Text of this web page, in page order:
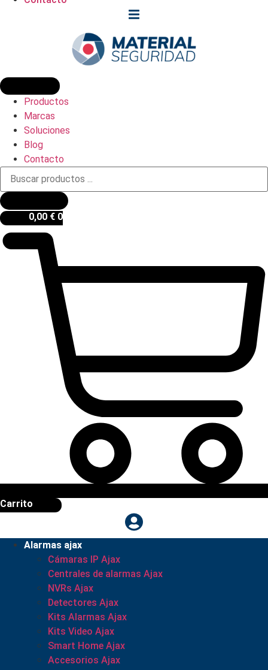
Productos
Marcas
Soluciones
Blog
Contacto
Búsqueda
productos
0,00 € 0
Carrito
Alarmas ajax
Cámaras IP Ajax
Centrales de alarmas Ajax
NVRs Ajax
Detectores Ajax
Kits Alarmas Ajax
Kits Video Ajax
Smart Home Ajax
Accesorios Ajax